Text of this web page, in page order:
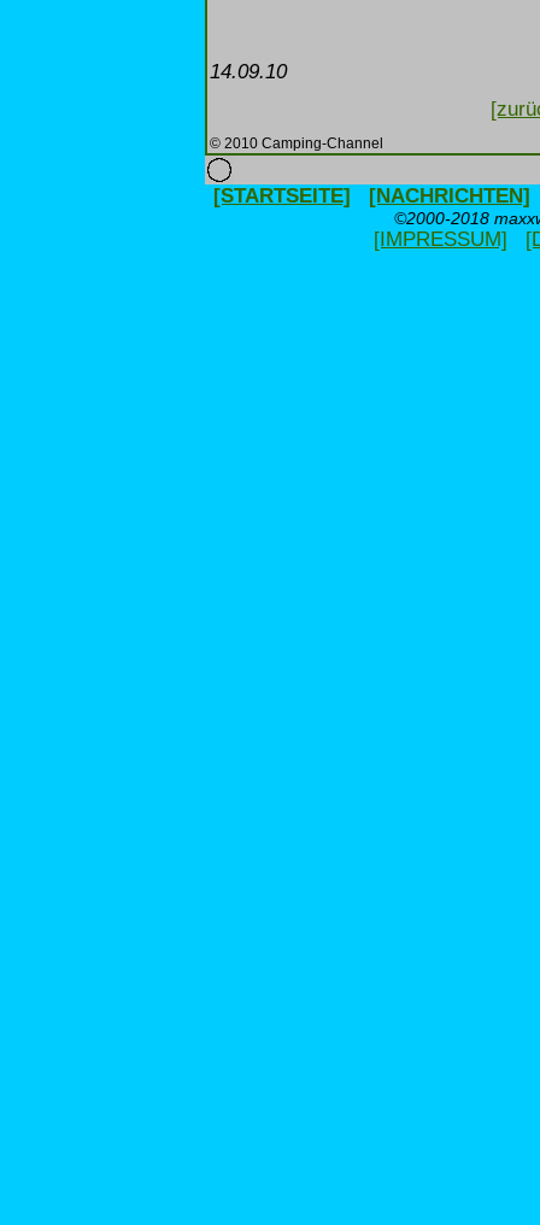
14.09.10
© 2010 Camping-Channel
[STARTSEITE] [NACHRICHTEN]
©2000-2018
[IMPRESSUM]